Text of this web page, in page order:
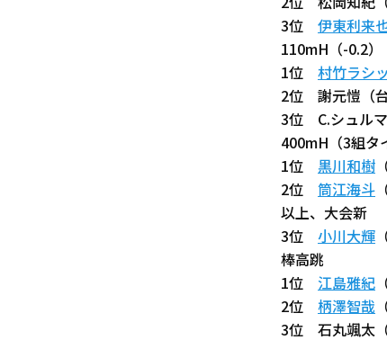
2位 松岡知紀
3位 伊東利来
110mH（-0.2）
1位 村竹ラシ
2位 謝元愷
3位 C.シュル
400mH（3組タ
1位 黒川和樹
2位 筒江海斗
以上、大会新
3位 小川大輝
棒高跳
1位 江島雅紀
2位 柄澤智哉
3位 石丸颯太